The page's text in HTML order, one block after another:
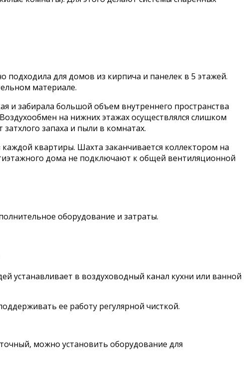
подходила для домов из кирпича и панелек в 5 этажей.
материале.
и забирала большой объем внутреннего пространства
на нижних этажах осуществлялся слишком
запаха и пыли в комнатах.
квартиры. Шахта заканчивается коллектором на
дома не подключают к общей вентиляционной
оборудование и затраты.
устанавливает в воздуховодный канал кухни или ванной
ее работу регулярной чисткой.
можно установить оборудование для